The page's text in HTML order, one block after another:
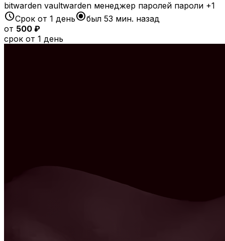
bitwarden vaultwarden менеджер паролей пароли +1
scheduleСрок от 1 деньradio_button_checkedбыл 53 мин. назад
от 500 ₽
срок от 1 день